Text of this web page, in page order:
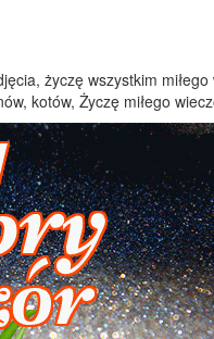
życzę wszystkim
kotów, Życzę miłego